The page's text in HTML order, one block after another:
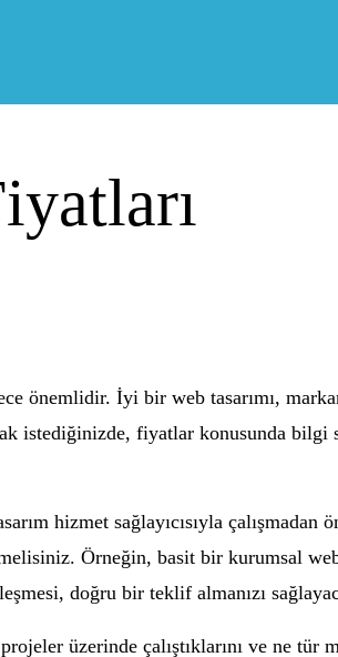
önemlidir. İyi bir web tasarımı,
istediğinizde, fiyatlar konusunda bilgi
hizmet sağlayıcısıyla çalışmadan
Örneğin, basit bir kurumsal
doğru bir teklif almanızı
üzerinde çalıştıklarını ve ne tür